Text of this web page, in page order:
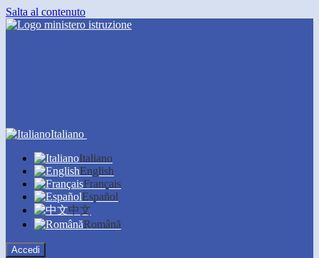
Salta al contenuto
Italiano
Italiano
English
Français
Español
中文
Română
Accedi